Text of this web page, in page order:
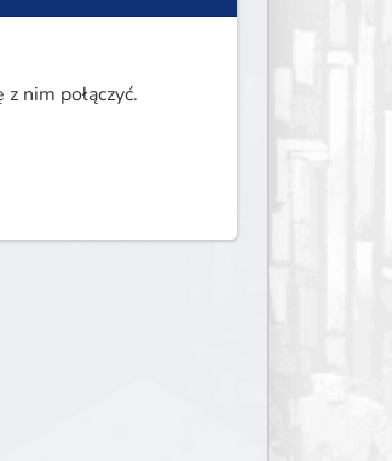
nim połączyć.